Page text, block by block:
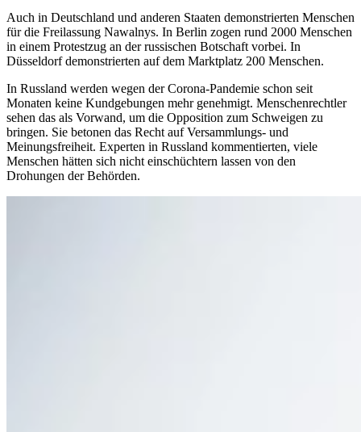
Auch in Deutschland und anderen Staaten demonstrierten Menschen
für die Freilassung Nawalnys. In Berlin zogen rund 2000 Menschen
in einem Protestzug an der russischen Botschaft vorbei. In
Düsseldorf demonstrierten auf dem Marktplatz 200 Menschen.
In Russland werden wegen der Corona-Pandemie schon seit
Monaten keine Kundgebungen mehr genehmigt. Menschenrechtler
sehen das als Vorwand, um die Opposition zum Schweigen zu
bringen. Sie betonen das Recht auf Versammlungs- und
Meinungsfreiheit. Experten in Russland kommentierten, viele
Menschen hätten sich nicht einschüchtern lassen von den
Drohungen der Behörden.